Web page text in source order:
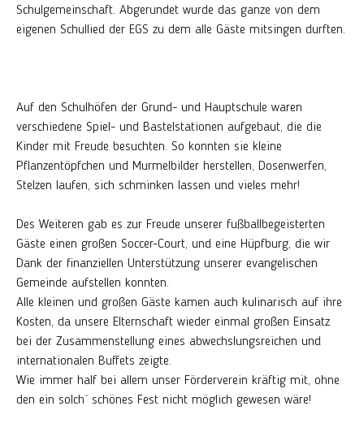
Schulgemeinschaft. Abgerundet wurde das ganze von dem
eigenen Schullied der EGS zu dem alle Gäste mitsingen durften.
Auf den Schulhöfen der Grund- und Hauptschule waren
verschiedene Spiel- und Bastelstationen aufgebaut, die die
Kinder mit Freude besuchten. So konnten sie kleine
Pflanzentöpfchen und Murmelbilder herstellen, Dosenwerfen,
Stelzen laufen, sich schminken lassen und vieles mehr!
Des Weiteren gab es zur Freude unserer fußballbegeisterten
Gäste einen großen Soccer-Court, und eine Hüpfburg, die wir
Dank der finanziellen Unterstützung unserer evangelischen
Gemeinde aufstellen konnten.
Alle kleinen und großen Gäste kamen auch kulinarisch auf ihre
Kosten, da unsere Elternschaft wieder einmal großen Einsatz
bei der Zusammenstellung eines abwechslungsreichen und
internationalen Buffets zeigte.
Wie immer half bei allem unser Förderverein kräftig mit, ohne
den ein solch´ schönes Fest nicht möglich gewesen wäre!